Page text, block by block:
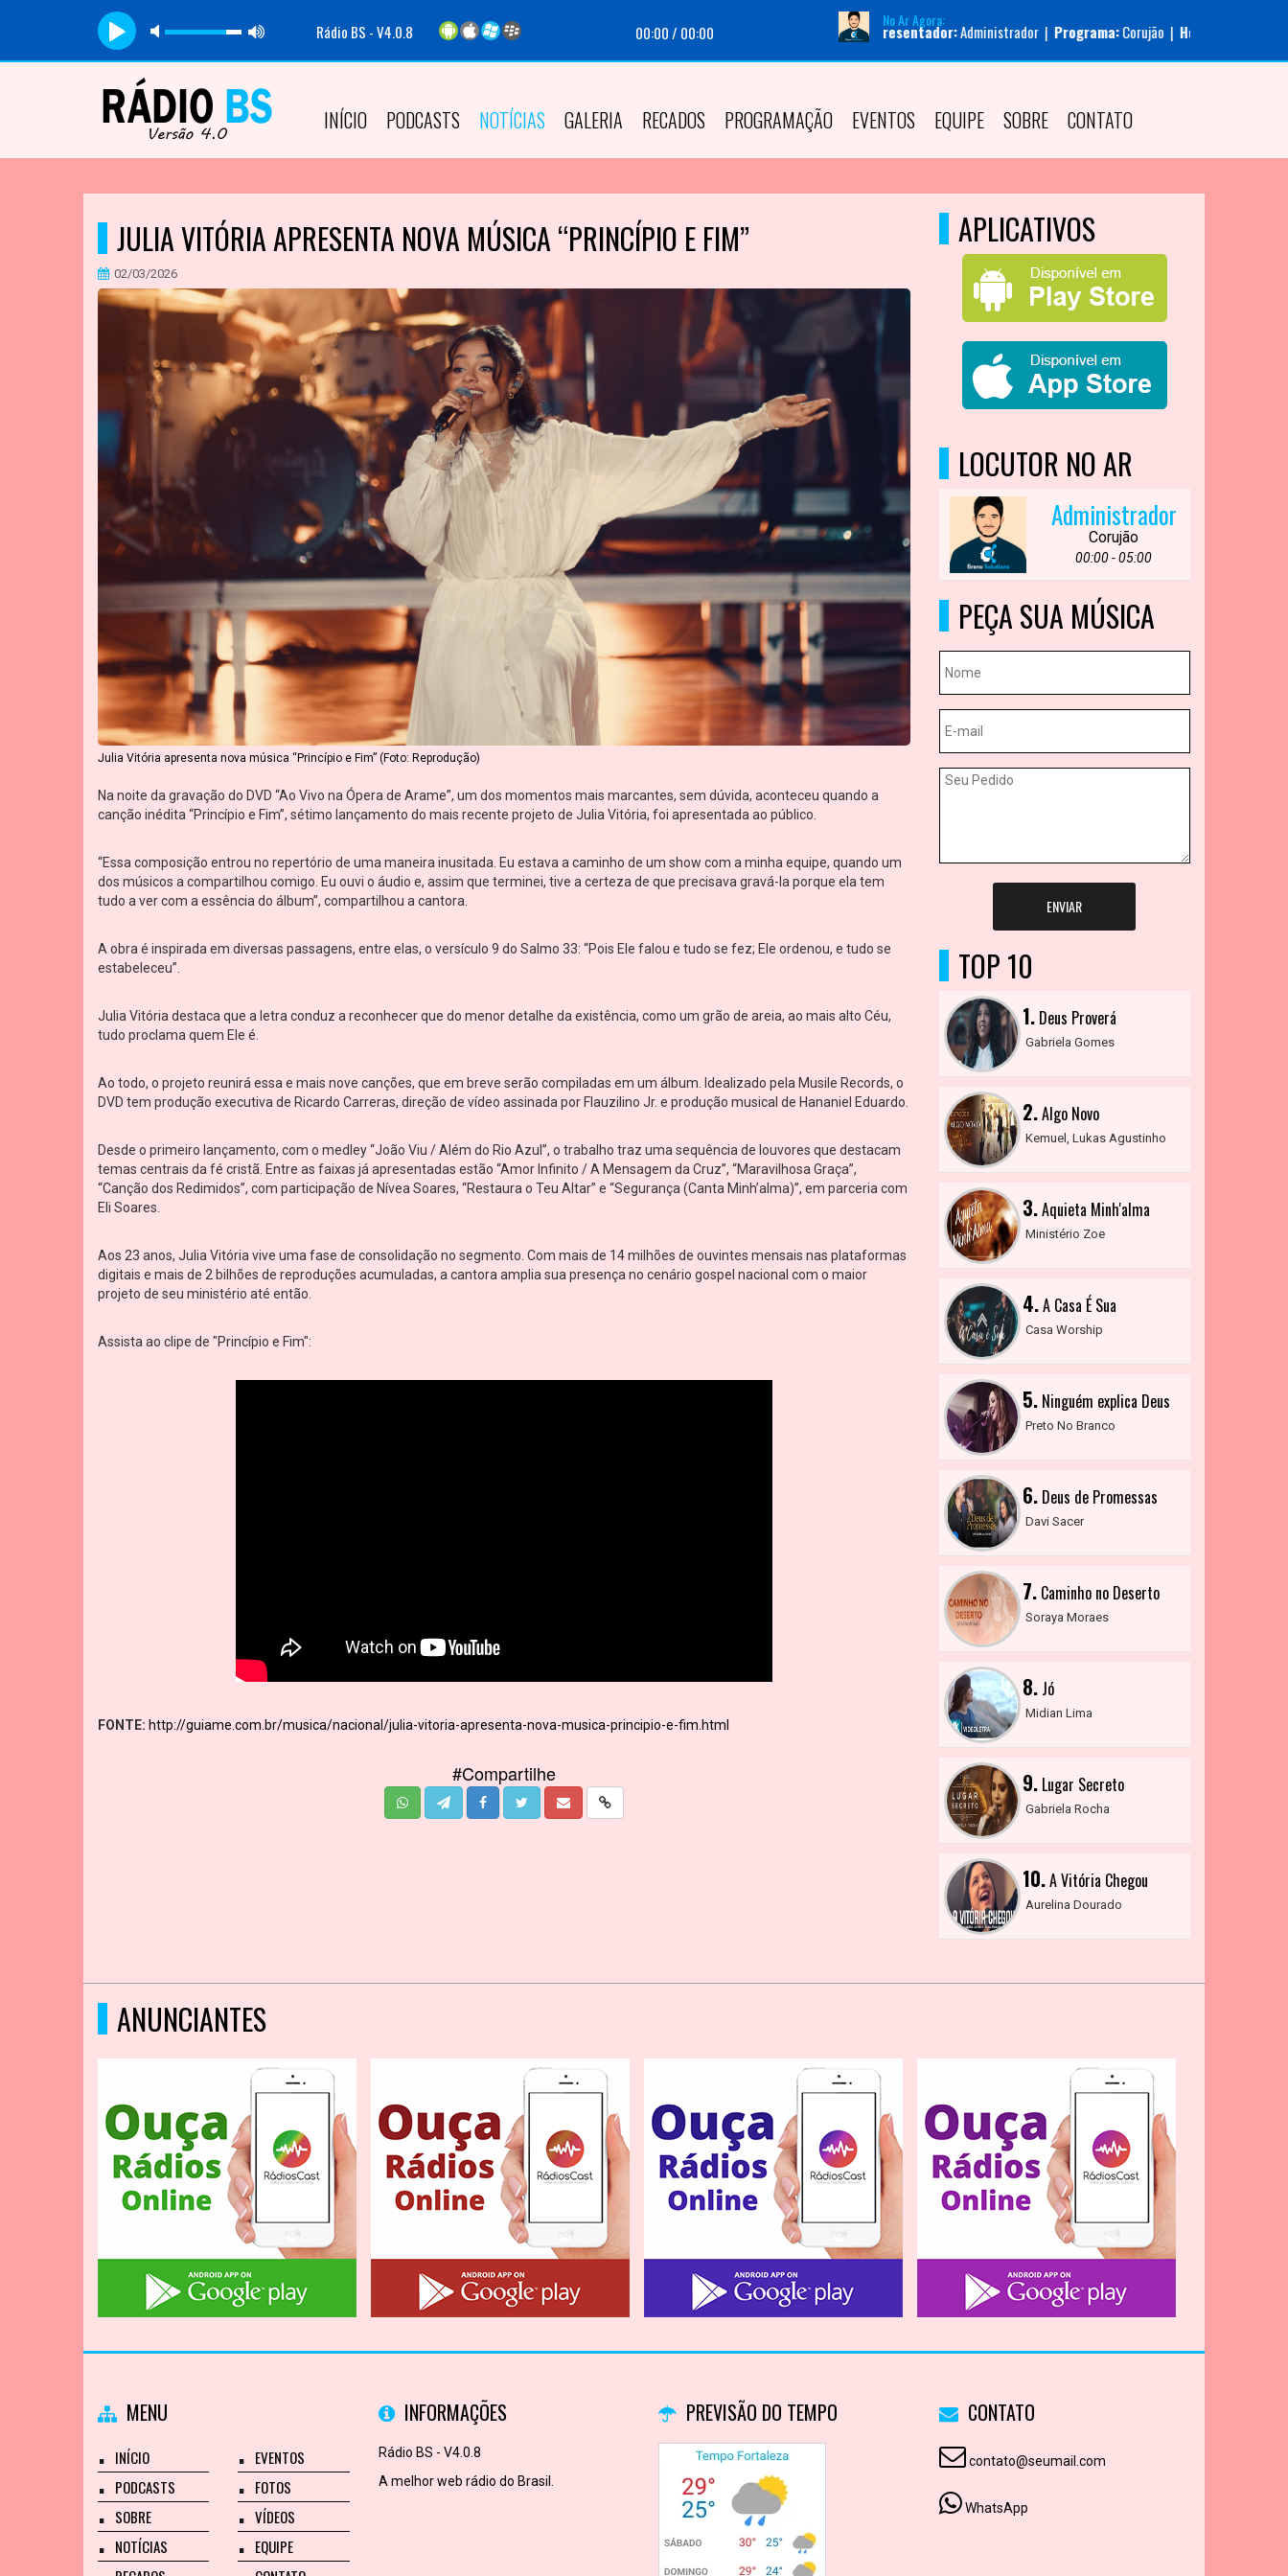
Rádio BS - V4.0.8 00:00/ 00:00
No Ar Agora:
Tocando agora: Apresentador:Administrador |Programa:Corujão |Horário: 00:00 - 05:00
INÍCIO PODCASTS NOTÍCIAS GALERIA RECADOS PROGRAMAÇÃO EVENTOS EQUIPE SOBRE CONTATO
JULIA VITÓRIA APRESENTA NOVA MÚSICA “PRINCÍPIO E FIM”
02/03/2026
Julia Vitória apresenta nova música “Princípio e Fim” (Foto: Reprodução)
Na noite da gravação do DVD “Ao Vivo na Ópera de Arame”, um dos momentos mais marcantes, sem dúvida, aconteceu quando a
canção inédita “Princípio e Fim”, sétimo lançamento do mais recente projeto de Julia Vitória, foi apresentada ao público.
“Essa composição entrou no repertório de uma maneira inusitada. Eu estava a caminho de um show com a minha equipe, quando um
dos músicos a compartilhou comigo. Eu ouvi o áudio e, assim que terminei, tive a certeza de que precisava gravá-la porque ela tem
tudo a ver com a essência do álbum”, compartilhou a cantora.
A obra é inspirada em diversas passagens, entre elas, o versículo 9 do Salmo 33: “Pois Ele falou e tudo se fez; Ele ordenou, e tudo se
estabeleceu”.
Julia Vitória destaca que a letra conduz a reconhecer que do menor detalhe da existência, como um grão de areia, ao mais alto Céu,
tudo proclama quem Ele é.
Ao todo, o projeto reunirá essa e mais nove canções, que em breve serão compiladas em um álbum. Idealizado pela Musile Records, o
DVD tem produção executiva de Ricardo Carreras, direção de vídeo assinada por Flauzilino Jr. e produção musical de Hananiel Eduardo.
Desde o primeiro lançamento, com o medley “João Viu / Além do Rio Azul”, o trabalho traz uma sequência de louvores que destacam
temas centrais da fé cristã. Entre as faixas já apresentadas estão “Amor Infinito / A Mensagem da Cruz”, “Maravilhosa Graça”,
“Canção dos Redimidos”, com participação de Nívea Soares, “Restaura o Teu Altar” e “Segurança (Canta Minh’alma)”, em parceria com
Eli Soares.
Aos 23 anos, Julia Vitória vive uma fase de consolidação no segmento. Com mais de 14 milhões de ouvintes mensais nas plataformas
digitais e mais de 2 bilhões de reproduções acumuladas, a cantora amplia sua presença no cenário gospel nacional com o maior
projeto de seu ministério até então.
Assista ao clipe de "Princípio e Fim":
FONTE: http://guiame.com.br/musica/nacional/julia-vitoria-apresenta-nova-musica-principio-e-fim.html
#Compartilhe
APLICATIVOS
LOCUTOR NO AR
Administrador
Corujão
00:00 - 05:00
PEÇA SUA MÚSICA
ENVIAR
TOP 10
1.Deus Proverá
Gabriela Gomes
2.Algo Novo
Kemuel, Lukas Agustinho
3.Aquieta Minh'alma
Ministério Zoe
4.A Casa É Sua
Casa Worship
5.Ninguém explica Deus
Preto No Branco
6.Deus de Promessas
Davi Sacer
7.Caminho no Deserto
Soraya Moraes
8.Jó
Midian Lima
9.Lugar Secreto
Gabriela Rocha
10.A Vitória Chegou
Aurelina Dourado
ANUNCIANTES
MENU
INÍCIO
PODCASTS
SOBRE
NOTÍCIAS
EVENTOS
FOTOS
VÍDEOS
EQUIPE
INFORMAÇÕES
Rádio BS - V4.0.8
A melhor web rádio do Brasil.
PREVISÃO DO TEMPO CONTATO
contato@seumail.com
WhatsApp